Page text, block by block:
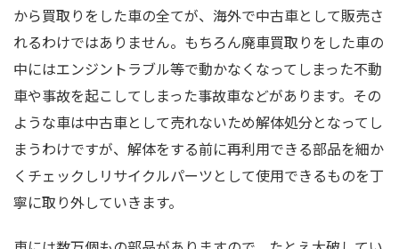
から買取りをした車の全てが、海外で中古車として販売さ
れるわけではありません。もちろん廃車買取りをした車の
中にはエンジントラブル等で動かなくなってしまった不動
車や事故を起こしてしまった事故車などがあります。その
ような車は中古車として売れないため解体処分となってし
まうわけですが、解体をする前に再利用できる部品を細か
くチェックしリサイクルパーツとして使用できるものを丁
寧に取り外していきます。